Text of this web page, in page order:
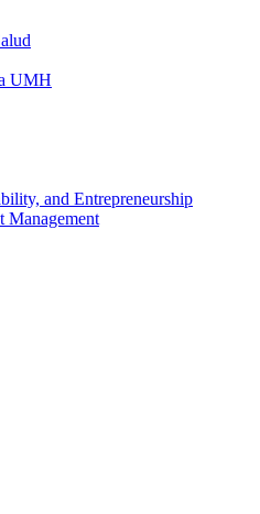
UMH
and Entrepreneurship
Management